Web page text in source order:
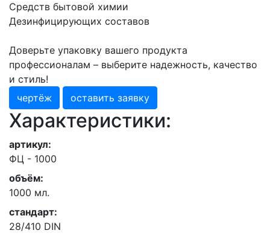
Средств бытовой химии
Дезинфицирующих составов
Доверьте упаковку вашего продукта
профессионалам – выберите надежность, качество
и стиль!
чертёж
оставить заявку
Характеристики:
артикул:
ФЦ - 1000
объём:
1000 мл.
стандарт:
28/410 DIN